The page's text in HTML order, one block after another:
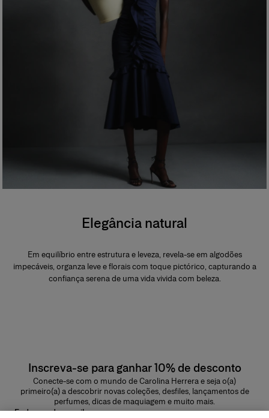
Elegância natural
Em equilíbrio entre estrutura e leveza, revela-se em algodões
impecáveis, organza leve e florais com toque pictórico, capturando a
confiança serena de uma vida vivida com beleza.
Inscreva-se para ganhar 10% de desconto
Conecte-se com o mundo de Carolina Herrera e seja o(a)
primeiro(a) a descobrir novas coleções, desfiles, lançamentos de
perfumes, dicas de maquiagem e muito mais.
Endereço de e-mail